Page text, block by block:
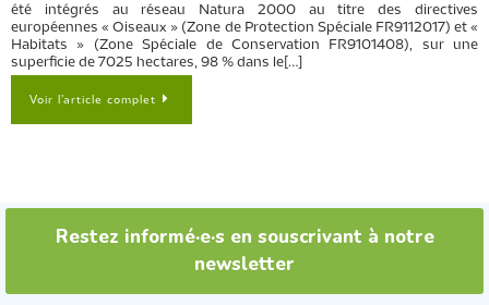
été intégrés au réseau Natura 2000 au titre des directives
européennes « Oiseaux » (Zone de Protection Spéciale FR9112017) et «
Habitats » (Zone Spéciale de Conservation FR9101408), sur une
superficie de 7025 hectares, 98 % dans le[…]
Voir l’article complet
Restez informé·e·s en souscrivant à notre
newsletter